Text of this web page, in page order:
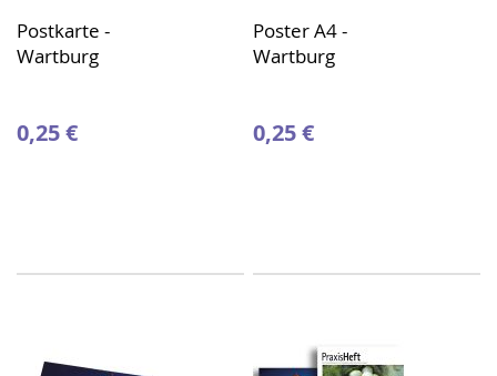
Postkarte -
Wartburg
0,25 €
Poster A4 -
Wartburg
0,25 €